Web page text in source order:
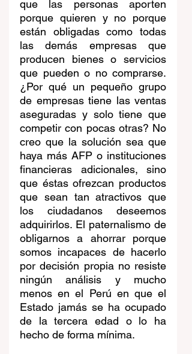
que las personas aporten
porque quieren y no porque
están obligadas como todas
las demás empresas que
producen bienes o servicios
que pueden o no comprarse.
¿Por qué un pequeño grupo
de empresas tiene las ventas
aseguradas y solo tiene que
competir con pocas otras? No
creo que la solución sea que
haya más AFP o instituciones
financieras adicionales, sino
que éstas ofrezcan productos
que sean tan atractivos que
los ciudadanos deseemos
adquirirlos. El paternalismo de
obligarnos a ahorrar porque
somos incapaces de hacerlo
por decisión propia no resiste
ningún análisis y mucho
menos en el Perú en que el
Estado jamás se ha ocupado
de la tercera edad o lo ha
hecho de forma mínima.